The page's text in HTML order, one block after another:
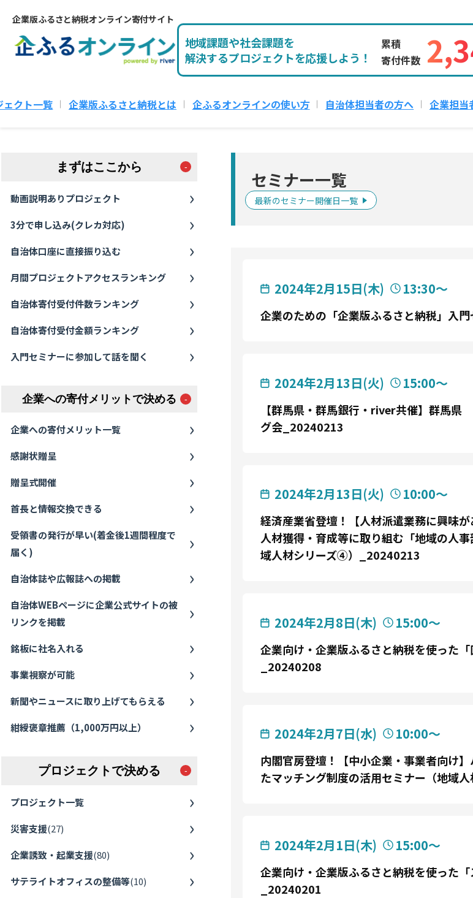
企業版ふるさと納税オンライン寄付サイト
地域課題や社会課題を
解決するプロジェクトを応援しよう！
累積
寄付件数
ェクト一覧 企業版ふるさと納税とは 企ふるオンラインの使い方 自治体担当者の方へ 企業担当
まずはここから
動画説明ありプロジェクト
3分で申し込み(クレカ対応)
自治体口座に直接振り込む
月間プロジェクトアクセスランキング
自治体寄付受付件数ランキング
自治体寄付受付金額ランキング
入門セミナーに参加して話を聞く
企業への寄付メリットで決める
企業への寄付メリット一覧
感謝状贈呈
贈呈式開催
首長と情報交換できる
受領書の発行が早い(着金後1週間程度で
届く)
自治体誌や広報誌への掲載
自治体WEBページに企業公式サイトの被
リンクを掲載
銘板に社名入れる
事業視察が可能
新聞やニュースに取り上げてもらえる
紺綬褒章推薦（1,000万円以上）
プロジェクトで決める
プロジェクト一覧
災害支援(27)
企業誘致・起業支援(80)
サテライトオフィスの整備等(10)
セミナー一覧
最新のセミナー開催日一覧
2024年2月15日(木) 13:30〜
企業のための「企業版ふるさと納税」入
2024年2月13日(火) 15:00〜
【群馬県・群馬銀行・river共催】群馬
グ会_20240213
2024年2月13日(火) 10:00〜
経済産業省登壇！【人材派遣業務に興味
人材獲得・育成等に取り組む「地域の人
域人材シリーズ④）_20240213
2024年2月8日(木) 15:00〜
企業向け・企業版ふるさと納税を使った
_20240208
2024年2月7日(水) 10:00〜
内閣官房登壇！【中小企業・事業者向け
たマッチング制度の活用セミナー（地域
2024年2月1日(木) 15:00〜
企業向け・企業版ふるさと納税を使った
_20240201